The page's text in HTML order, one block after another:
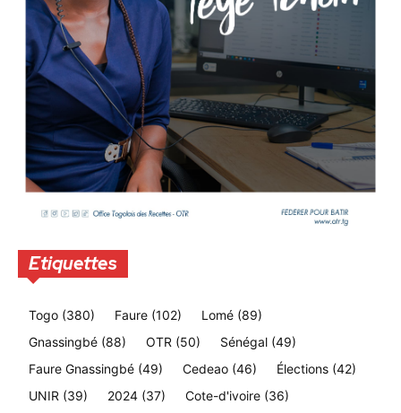
Etiquettes
Togo (380) Faure (102) Lomé (89)
Gnassingbé (88) OTR (50) Sénégal (49)
Faure Gnassingbé (49) Cedeao (46) Élections (42)
UNIR (39) 2024 (37) Cote-d'ivoire (36)